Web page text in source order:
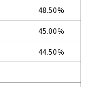
48.50%
45.00％
44.50％